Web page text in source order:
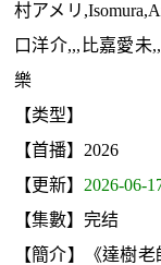
村アメリ
口洋介,,,比嘉愛未
樂
【类型】
【首播】2026
【更新】 2026-06-
【集數】完结
【簡介】《達樹